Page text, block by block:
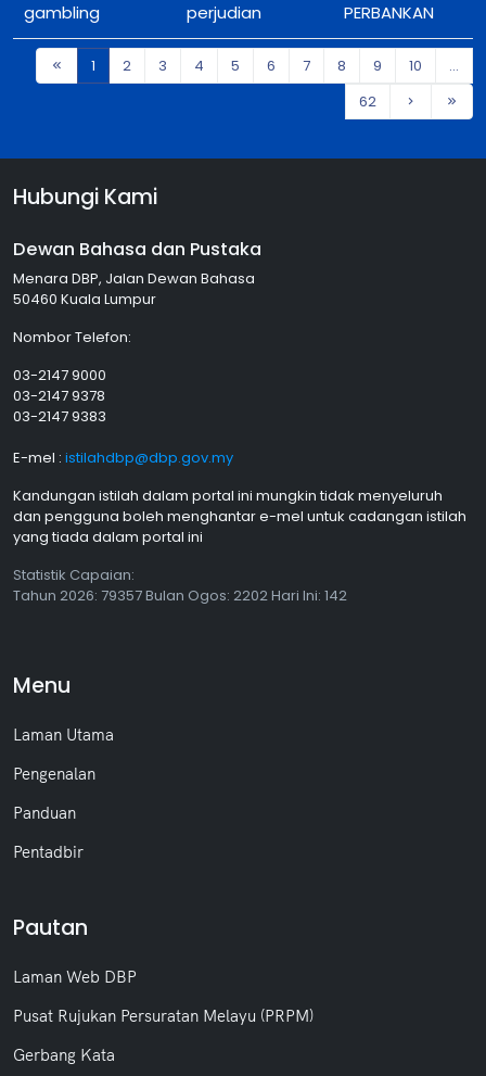
gambling perjudian PERBANKAN
1 2 3 4 5 6 7 8 9 10
...
62
Hubungi Kami
Dewan Bahasa dan Pustaka
Menara DBP, Jalan Dewan Bahasa
50460 Kuala Lumpur
Nombor Telefon:
03-2147 9000
03-2147 9378
03-2147 9383
E-mel : istilahdbp@dbp.gov.my
Kandungan istilah dalam portal ini mungkin tidak menyeluruh
dan pengguna boleh menghantar e-mel untuk cadangan istilah
yang tiada dalam portal ini
Statistik Capaian:
Tahun 2026: 79357 Bulan Ogos: 2202 Hari Ini: 142
Menu
Laman Utama
Pengenalan
Panduan
Pentadbir
Pautan
Laman Web DBP
Pusat Rujukan Persuratan Melayu (PRPM)
Gerbang Kata